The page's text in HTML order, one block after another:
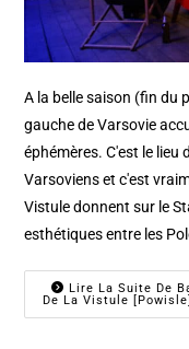
A la belle saison (fin du
gauche de Varsovie
éphémères. C'est le lieu
Varsoviens et c'est
Vistule donnent sur le
esthétiques entre les
Lire La Suite De
De La Vistule [Powisle]